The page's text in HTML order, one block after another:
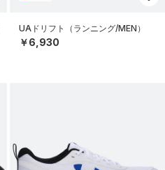
UAドリフト（ランニング/MEN）
￥6,930